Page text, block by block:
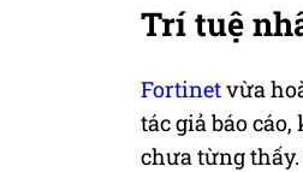
Trí tuệ
Fortinetvừa
tác giả báo
chưa từng